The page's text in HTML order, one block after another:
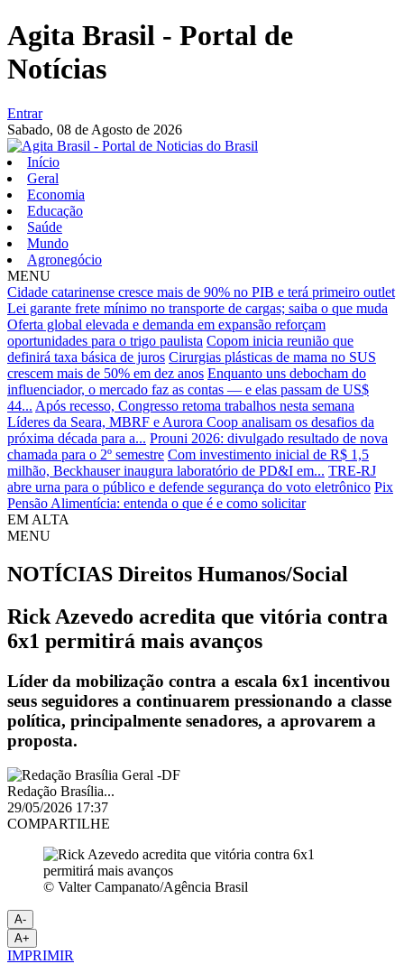
Agita Brasil - Portal de
Notícias
Entrar
Sabado, 08 de Agosto de 2026
Início
Geral
Economia
Educação
Saúde
Mundo
Agronegócio
MENU
Cidade catarinense cresce mais de 90% no PIB e terá primeiro outlet
Lei garante frete mínimo no transporte de cargas; saiba o que muda
Oferta global elevada e demanda em expansão reforçam
oportunidades para o trigo paulista Copom inicia reunião que
definirá taxa básica de juros Cirurgias plásticas de mama no SUS
crescem mais de 50% em dez anos Enquanto uns debocham do
influenciador, o mercado faz as contas — e elas passam de US$
44... Após recesso, Congresso retoma trabalhos nesta semana
Líderes da Seara, MBRF e Aurora Coop analisam os desafios da
próxima década para a... Prouni 2026: divulgado resultado de nova
chamada para o 2º semestre Com investimento inicial de R$ 1,5
milhão, Beckhauser inaugura laboratório de PD&I em... TRE-RJ
abre urna para o público e defende segurança do voto eletrônico Pix
Pensão Alimentícia: entenda o que é e como solicitar
EM ALTA
MENU
NOTÍCIAS Direitos Humanos/Social
Rick Azevedo acredita que vitória contra
6x1 permitirá mais avanços
Líder da mobilização contra a escala 6x1 incentivou
seus seguidores a continuarem pressionando a classe
política, principalmente senadores, a aprovarem a
proposta.
Redação Brasília...
29/05/2026 17:37
COMPARTILHE
© Valter Campanato/Agência Brasil
A-
A+
IMPRIMIR